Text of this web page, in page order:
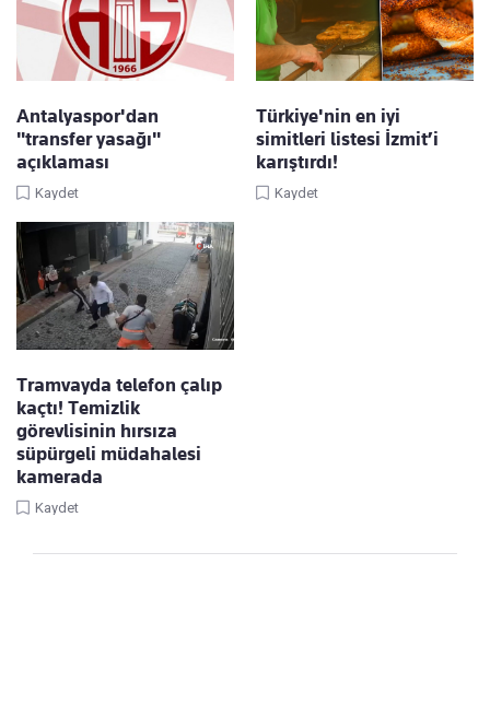
Antalyaspor'dan
"transfer yasağı"
açıklaması
Kaydet
Türkiye'nin en iyi
simitleri listesi İzmit’i
karıştırdı!
Kaydet
Tramvayda telefon çalıp
kaçtı! Temizlik
görevlisinin hırsıza
süpürgeli müdahalesi
kamerada
Kaydet